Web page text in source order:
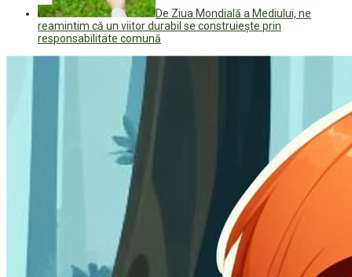
De Ziua Mondială a Mediului, ne
reamintim că un viitor durabil se construiește prin
responsabilitate comună